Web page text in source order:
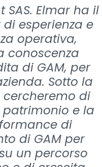
SAS. Elmar ha il
esperienza e
operativa,
conoscenza
di GAM, per
Sotto la
di
e la
di
di GAM per
un percorso